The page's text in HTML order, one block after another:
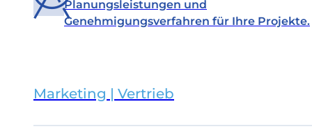
Planungsleistungen und
Genehmigungsverfahren für Ihre Projekte.
Marketing | Vertrieb